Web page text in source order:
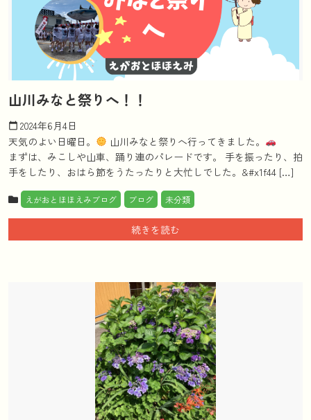
山川みなと祭りへ！！
calendar_today 2024年6月4日
天気のよい日曜日。
山川みなと祭りへ行ってきました。
まずは、みこしや山車、踊り連のパレードです。 手を振ったり、拍
手をしたり、おはら節をうたったりと大忙しでした。&#x1f44 […]
えがおとほほえみブログ ブログ 未分類
続きを読む